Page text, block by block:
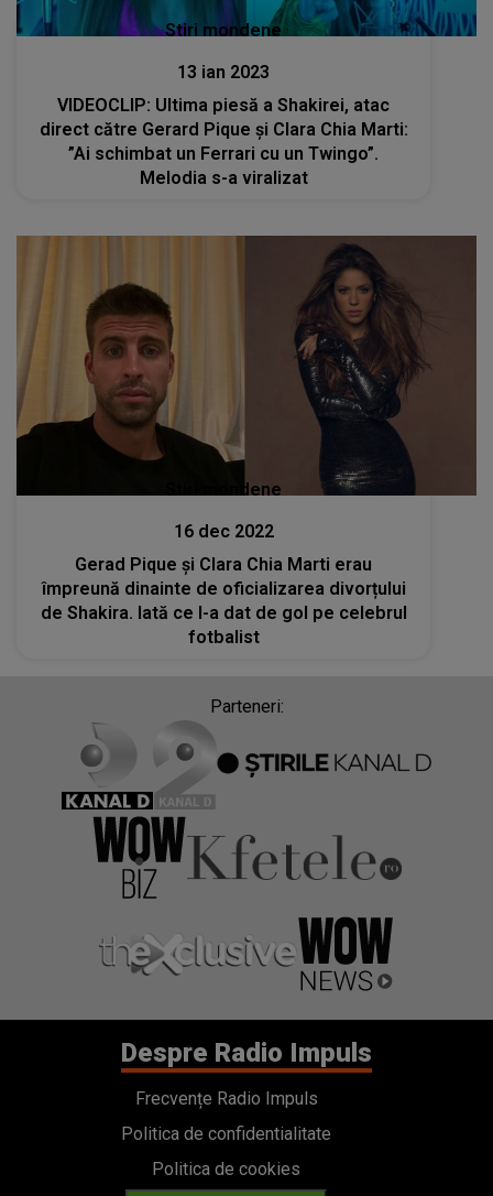
Stiri mondene
13 ian 2023
VIDEOCLIP: Ultima piesă a Shakirei, atac
direct către Gerard Pique și Clara Chia Marti:
”Ai schimbat un Ferrari cu un Twingo”.
Melodia s-a viralizat
Stiri mondene
16 dec 2022
Gerad Pique și Clara Chia Marti erau
împreună dinainte de oficializarea divorțului
de Shakira. Iată ce l-a dat de gol pe celebrul
fotbalist
Parteneri:
Despre Radio Impuls
Frecvențe Radio Impuls
Politica de confidentialitate
Politica de cookies